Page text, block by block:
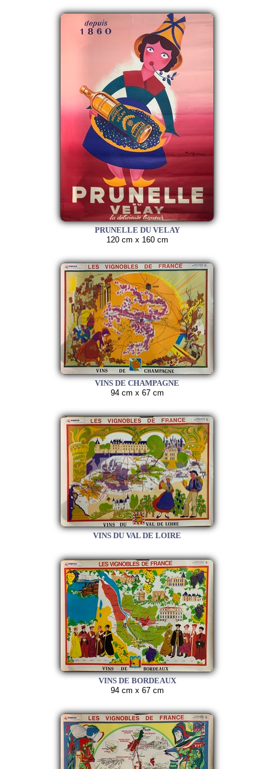
PRUNELLE DU VELAY
120 cm x 160 cm
VINS DE CHAMPAGNE
94 cm x 67 cm
VINS DU VAL DE LOIRE
VINS DE BORDEAUX
94 cm x 67 cm